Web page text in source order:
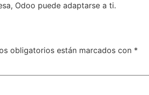
Odoo puede adaptarse a ti.
obligatorios están marcados con *